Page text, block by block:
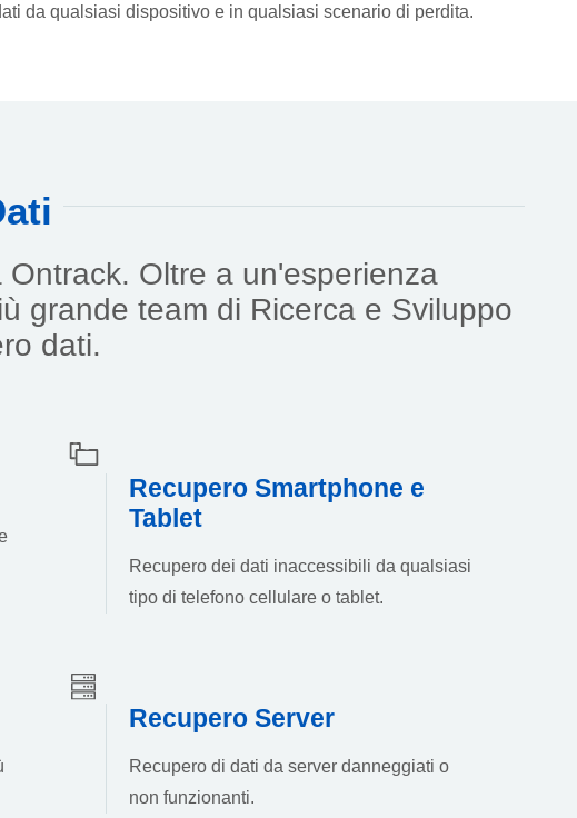
da qualsiasi dispositivo e in qualsiasi scenario di perdita.
Oltre a un'esperienza
grande team di Ricerca e Sviluppo
dati.
Recupero Smartphone e
Tablet
Recupero dei dati inaccessibili da qualsiasi
tipo di telefono cellulare o tablet.
Recupero Server
Recupero di dati da server danneggiati o
non funzionanti.